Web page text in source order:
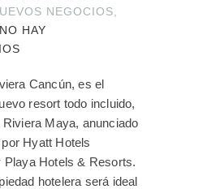
NEGOCIOS
NO HAY
Cancún, es el
resort todo incluido,
Riviera Maya, anunciado
Hyatt Hotels
Playa Hotels & Resorts.
hotelera será ideal